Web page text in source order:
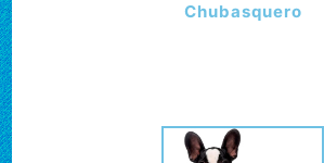
Chubasquero